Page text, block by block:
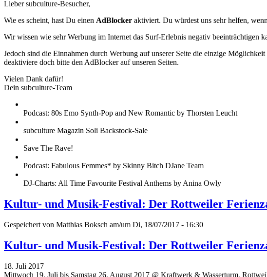
Lieber subculture-Besucher,
Wie es scheint, hast Du einen AdBlocker aktiviert. Du würdest uns sehr helfen,
Wir wissen wie sehr Werbung im Internet das Surf-Erlebnis negativ beeinträchtigen
Jedoch sind die Einnahmen durch Werbung auf unserer Seite die einzige
deaktiviere doch bitte den AdBlocker auf unseren Seiten.
Vielen Dank dafür!
Dein subculture-Team
Podcast: 80s Emo Synth-Pop and New Romantic by Thorsten Leucht
subculture Magazin Soli Backstock-Sale
Save The Rave!
Podcast: Fabulous Femmes* by Skinny Bitch DJane Team
DJ-Charts: All Time Favourite Festival Anthems by Anina Owly
Kultur- und Musik-Festival: Der Rottweiler
Gespeichert von Matthias Boksch am/um Di, 18/07/2017 - 16:30
Kultur- und Musik-Festival: Der Rottweiler
18. Juli 2017
Mittwoch 19. Juli bis Samstag 26. August 2017 @ Kraftwerk & Wasserturm,